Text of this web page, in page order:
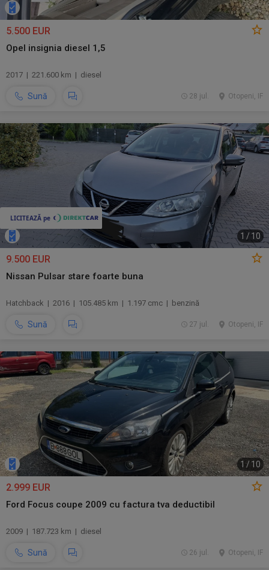
5.500 EUR
Opel insignia diesel 1,5
2017 | 221.600 km | diesel
Sună Otopeni, IF
28 jul.
1 /10
9.500 EUR
Nissan Pulsar stare foarte buna
Hatchback | 2016 | 105.485 km | 1.197 cmc | benzină
Sună Otopeni, IF
27 jul.
1 / 10
2.999 EUR
Ford Focus coupe 2009 cu factura tva deductibil
2009 | 187.723 km | diesel
Sună Otopeni, IF
26 jul.